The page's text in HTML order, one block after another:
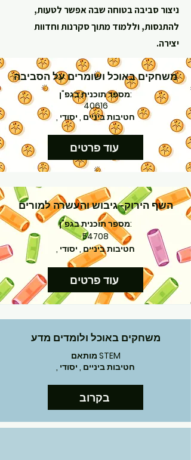
ניצור סביבה בטוחה שבה אפשר לטעות,
להתנסות, וללמוד מתוך סקרנות וחדוות
יצירה.
משחקים באוכל ושומרים על הסביבה
מספר תוכנית בגפ"ן:
40616
, חטיבות ביניים , יסודי
עוד פרטים
השף הירוק- גיבוש והעשרה למורים
מספר תוכנית בגפ"ן:
54708
, חטיבות ביניים , יסודי
עוד פרטים
משחקים באוכל ולומדים מדע
מותאם STEM
, חטיבות ביניים , יסודי
בקרוב